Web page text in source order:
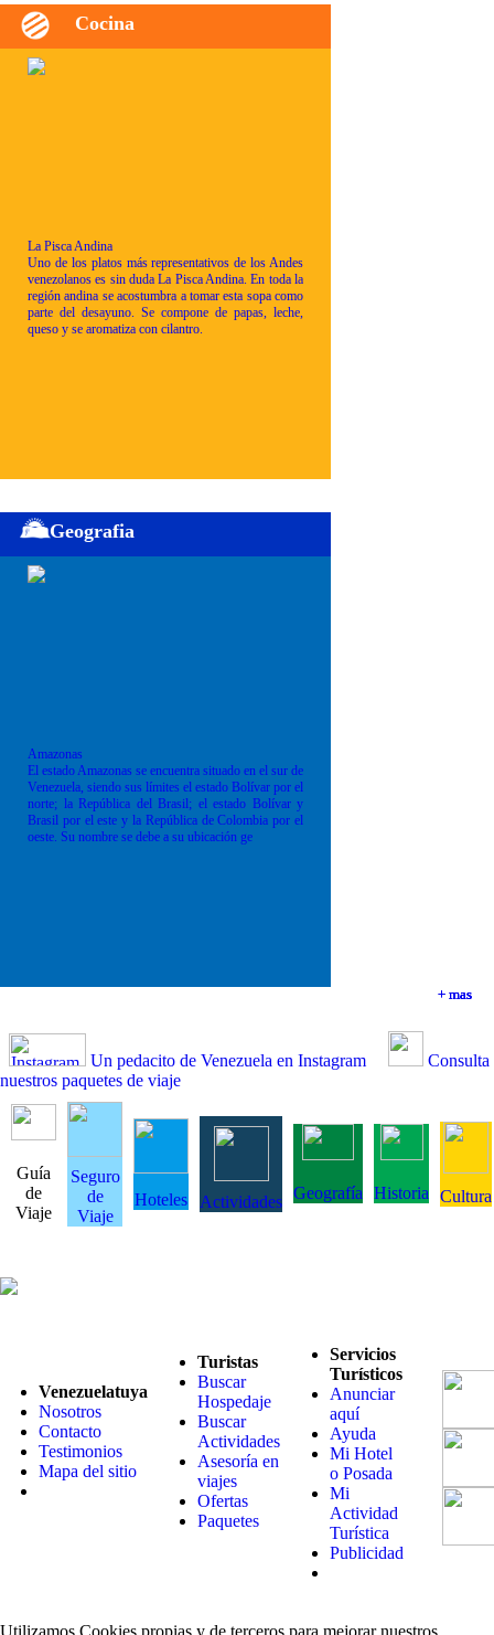
+ mas
+ mas
Cocina
La Pisca Andina
Uno de los platos más representativos de los Andes
venezolanos es sin duda La Pisca Andina. En toda la
región andina se acostumbra a tomar esta sopa como
parte del desayuno. Se compone de papas, leche,
queso y se aromatiza con cilantro.
+ mas
Geografia
Amazonas
El estado Amazonas se encuentra situado en el sur de
Venezuela, siendo sus límites el estado Bolívar por el
norte; la República del Brasil; el estado Bolívar y
Brasil por el este y la República de Colombia por el
oeste. Su nombre se debe a su ubicación ge
+ mas
Un pedacito de Venezuela en Instagram
Consulta
nuestros paquetes de viaje
Guía
de
Viaje
Seguro
de
Viaje
Hoteles Actividades Geografía Historia Cultura
Venezuelatuya
Nosotros
Contacto
Testimonios
Mapa del sitio
Turistas
Buscar
Hospedaje
Buscar
Actividades
Asesoría en
viajes
Ofertas
Paquetes
Servicios
Turísticos
Anunciar
aquí
Ayuda
Mi Hotel
o Posada
Mi
Actividad
Turística
Publicidad
Utilizamos Cookies propias y de terceros para mejorar nuestros